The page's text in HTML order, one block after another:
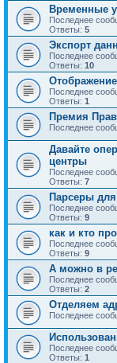
Временные
Последнее
Ответы: 5
Экспорт
Последнее
Ответы: 10
Последнее
Ответы: 1
Премия
Последнее
Давайте
центры
Последнее
Ответы: 7
Парсеры
Последнее
Ответы: 9
как и кто
Последнее
Ответы: 9
А можно в
Последнее
Ответы: 2
Отделяем
Последнее
Последнее
Ответы: 1